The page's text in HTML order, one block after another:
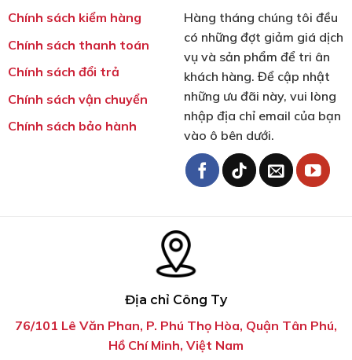
Chính sách kiểm hàng
Chính sách thanh toán
Chính sách đổi trả
Chính sách vận chuyển
Chính sách bảo hành
Hàng tháng chúng tôi đều
có những đợt giảm giá dịch
vụ và sản phẩm để tri ân
khách hàng. Để cập nhật
những ưu đãi này, vui lòng
nhập địa chỉ email của bạn
vào ô bên dưới.
Địa chỉ Công Ty
76/101 Lê Văn Phan, P. Phú Thọ Hòa, Quận Tân Phú,
Hồ Chí Minh, Việt Nam